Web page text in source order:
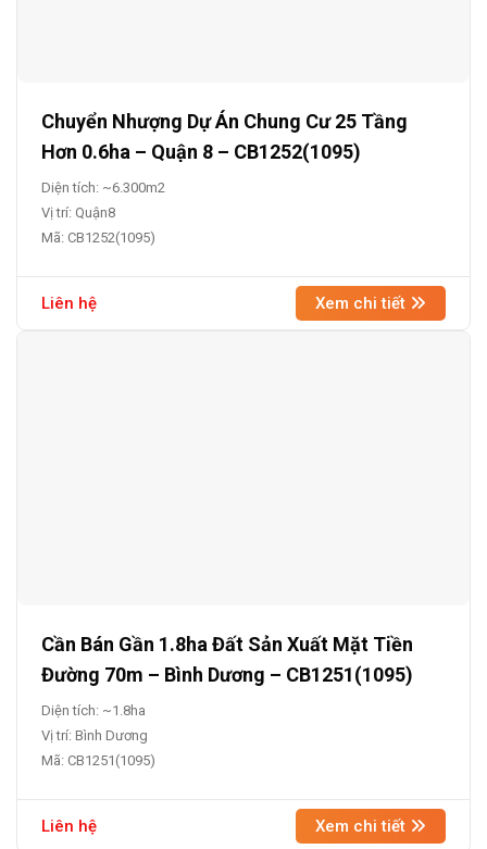
Chuyển Nhượng Dự Án Chung Cư 25 Tầng
Hơn 0.6ha – Quận 8 – CB1252(1095)
Diện tích: ~6.300m2
Vị trí: Quận8
Mã: CB1252(1095)
Liên hệ Xem chi tiết
Cần Bán Gần 1.8ha Đất Sản Xuất Mặt Tiền
Đường 70m – Bình Dương – CB1251(1095)
Diện tích: ~1.8ha
Vị trí: Bình Dương
Mã: CB1251(1095)
Liên hệ Xem chi tiết